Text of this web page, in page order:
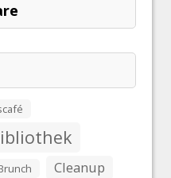
Cleanup